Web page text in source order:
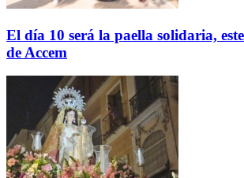
El día 10 será la paella solidaria,
de Accem